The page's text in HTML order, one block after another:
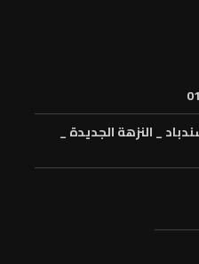
_ النزهة الجديدة _